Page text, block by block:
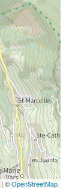
| ©OpenStreetMap